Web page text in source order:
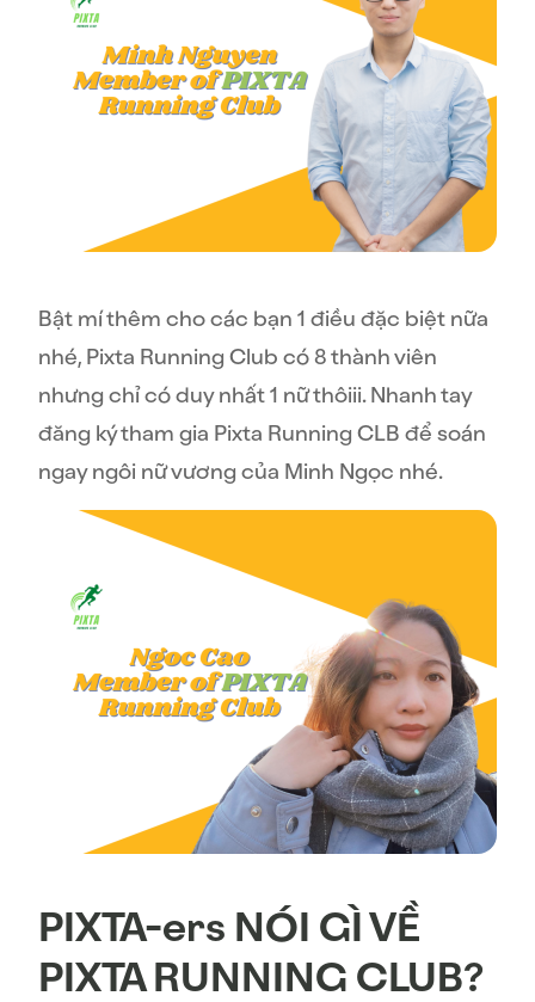
Bật mí thêm cho các bạn 1 điều đặc biệt nữa
nhé, Pixta Running Club có 8 thành viên
nhưng chỉ có duy nhất 1 nữ thôiii. Nhanh tay
đăng ký tham gia Pixta Running CLB để soán
ngay ngôi nữ vương của Minh Ngọc nhé.
PIXTA-ers NÓI GÌ VỀ
PIXTA RUNNING CLUB?